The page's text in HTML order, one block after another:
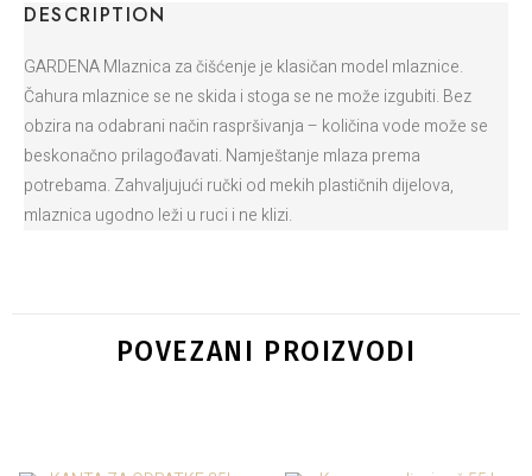
DESCRIPTION
GARDENA Mlaznica za čišćenje je klasičan model mlaznice.
Čahura mlaznice se ne skida i stoga se ne može izgubiti. Bez
obzira na odabrani način raspršivanja – količina vode može se
beskonačno prilagođavati. Namještanje mlaza prema
potrebama. Zahvaljujući ručki od mekih plastičnih dijelova,
mlaznica ugodno leži u ruci i ne klizi.
POVEZANI PROIZVODI